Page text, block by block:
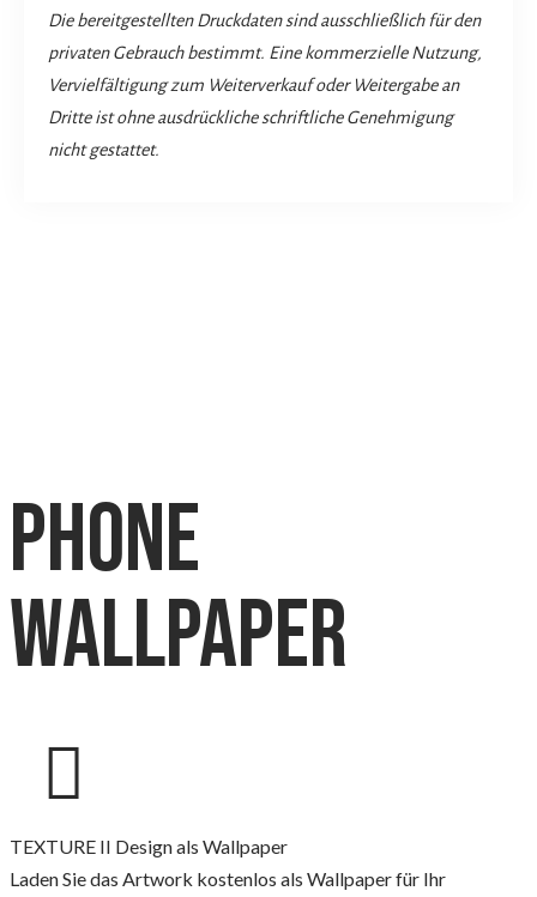
Die bereitgestellten Druckdaten sind ausschließlich für den
privaten Gebrauch bestimmt. Eine kommerzielle Nutzung,
Vervielfältigung zum Weiterverkauf oder Weitergabe an
Dritte ist ohne ausdrückliche schriftliche Genehmigung
nicht gestattet.
phone
wallpaper
TEXTURE II Design als Wallpaper
Laden Sie das Artwork kostenlos als Wallpaper für Ihr